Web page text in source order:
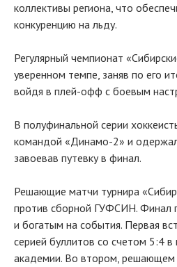
коллективы региона, что
конкуренцию на льду.
Регулярный чемпионат
уверенном темпе, заняв по его
войдя в плей-офф с боевым
В полуфинальной серии
командой «Динамо-2» и
завоевав путевку в финал.
Решающие матчи турнира
против сборной ГУФСИН. Финал
и богатым на события. Первая
серией буллитов со счетом 5:4
академии. Во втором, решающем